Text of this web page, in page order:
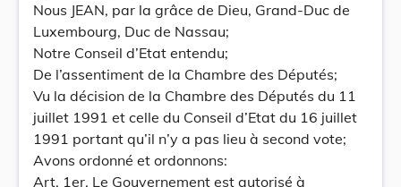
Nous JEAN, par la grâce de Dieu, Grand-Duc de
Luxembourg, Duc de Nassau;
Notre Conseil d’Etat entendu;
De l’assentiment de la Chambre des Députés;
Vu la décision de la Chambre des Députés du 11
juillet 1991 et celle du Conseil d’Etat du 16 juillet
1991 portant qu’il n’y a pas lieu à second vote;
Avons ordonné et ordonnons:
Art. 1er. Le Gouvernement est autorisé à